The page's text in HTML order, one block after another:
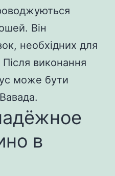
Він
необхідних для
Після виконання
може бути
в